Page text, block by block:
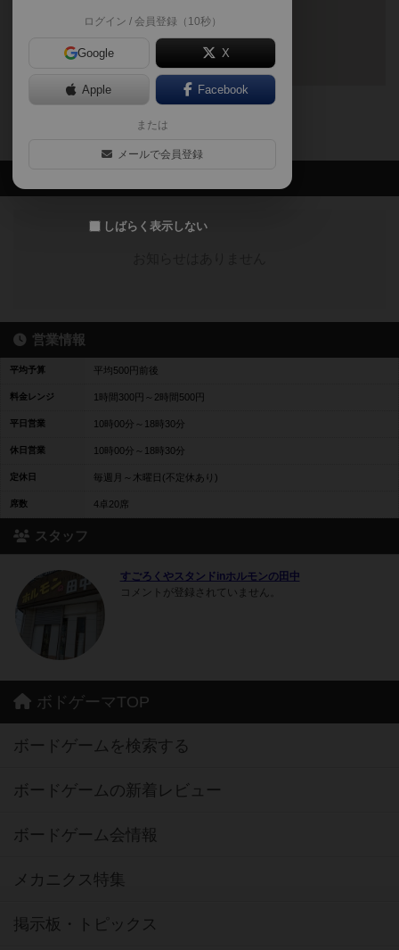
〒8830021
宮崎県日向市財光寺902-1
営業情報
平均予算 平均500円前後
料金レンジ 1時間300円～2時間500円
平日営業 10時00分～18時30分
休日営業 10時00分～18時30分
定休日 毎週月～木曜日(不定休あり)
席数 4卓20席
スタッフ
すごろくやスタンドinホルモンの田中
コメントが登録されていません。
ログイン / 会員登録（10秒）
Google X
Apple Facebook
または
メールで会員登録
しばらく表示しない
ボドゲーマTOP
ボードゲームを検索する
ボードゲームの新着レビュー
ボードゲーム会情報
メカニクス特集
掲示板・トピックス